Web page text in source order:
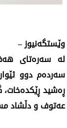
وێستگه‌نیوز –
له‌ سه‌ره‌تای‌
سه‌رده‌م دوو
ڕه‌شید
عه‌توف و دڵشاد